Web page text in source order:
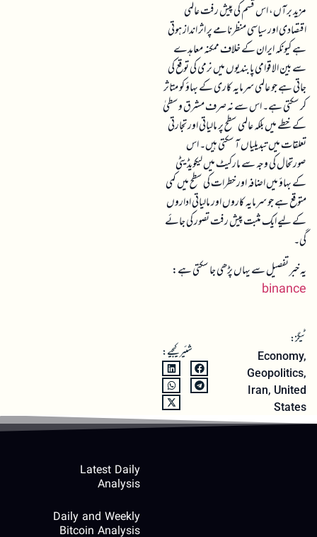
مزید برآں، اس قسم کی پیش رفت عالمی
اقتصادی اور سیاسی منظرنامے پر اثر انداز ہوتی
ہے کیونکہ ایران کے خلاف ممکنہ معاہدے
سے بین الاقوامی پابندیوں میں نرمی کی توقع کی
جاتی ہے جو عالمی سرمایہ کاری کے بہاؤ کو متاثر
کر سکتی ہے۔ اس سے نہ صرف مشرق وسطیٰ
کے خطے میں بلکہ عالمی سطح پر مالیاتی اور تجارتی
تعلقات میں تبدیلیاں آ سکتی ہیں۔ اس
صورتحال کی وجہ سے مارکیٹ میں لیکویڈیٹی
کے بہاؤ میں اضافہ اور خطرات کی سطح میں کمی
متوقع ہے جو سرمایہ کاروں اور مالیاتی اداروں
کے لیے ایک مثبت پیش رفت تصور کی جائے
گی۔
یہ خبر تفصیل سے یہاں پڑھی جا سکتی ہے:
binance
ٹیگز:
Economy,
Geopolitics,
Iran, United
States
شئیر کیجیے:
Latest Daily
Analysis
Daily and Weekly
Bitcoin Analysis